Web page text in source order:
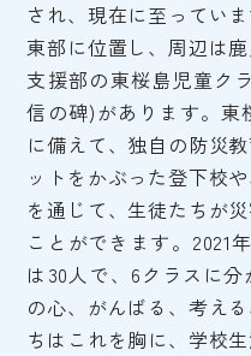
され、現在に至ってい
東部に位置し、周辺は
支援部の東桜島児童ク
信の碑)があります。東
に備えて、独自の防災
ットをかぶった登下校
を通じて、生徒たちが
ことができます。2021
は30人で、6クラスに
の心、がんばる、考え
ちはこれを胸に、学校